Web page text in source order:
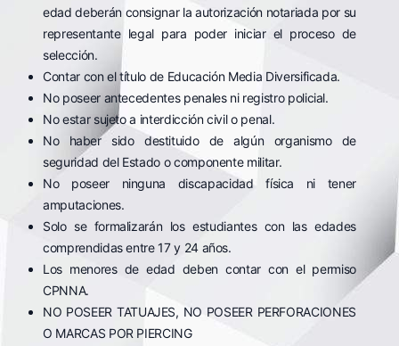
edad deberán consignar la autorización notariada por su
representante legal para poder iniciar el proceso de
selección.
Contar con el título de Educación Media Diversificada.
No poseer antecedentes penales ni registro policial.
No estar sujeto a interdicción civil o penal.
No haber sido destituido de algún organismo de
seguridad del Estado o componente militar.
No poseer ninguna discapacidad física ni tener
amputaciones.
Solo se formalizarán los estudiantes con las edades
comprendidas entre 17 y 24 años.
Los menores de edad deben contar con el permiso
CPNNA.
NO POSEER TATUAJES, NO POSEER PERFORACIONES
O MARCAS POR PIERCING